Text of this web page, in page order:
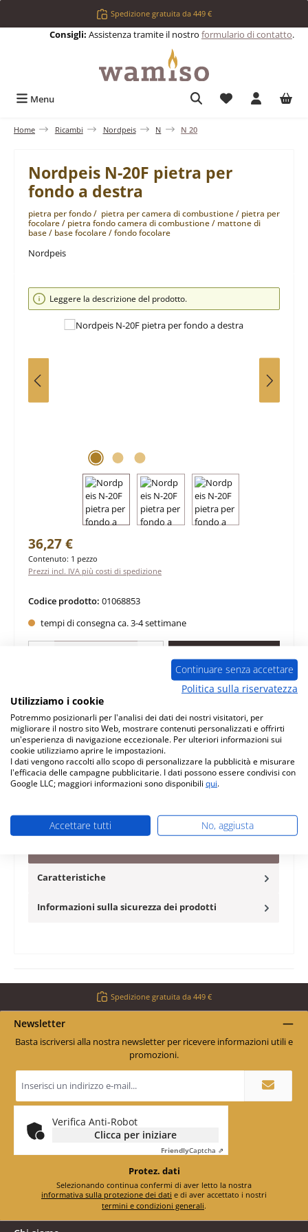
Passa al contenuto principaleSpedizione gratuita da 449 €
Consigli: Assistenza tramite il nostro formulario di contatto.
Menu Hai 0 articoli
Home Ricambi Nordpeis N N 20
Nordpeis N-20F pietra per
fondo a destra
pietra per fondo / pietra per camera di combustione / pietra per
focolare / pietra fondo camera di combustione / mattone di
base / base focolare / fondo focolare
Nordpeis
Salta la galleria di immagini
Leggere la descrizione del prodotto.
Prezzo normale:
36,27 €
Contenuto: 1 pezzo
Prezzi incl. IVA più costi di spedizione
Codice prodotto: 01068853
tempi di consegna ca. 3-4 settimane
Quantità del prodotto: inserisci la quantità desiderata o usa i pulsanti per
Nel carrello
Aggiungi alla lista desideri
Domanda sul prodotto
originale pietra per fondo a destra per inserto riscaldante
Nordpeis N-20F Nordpeis N-20F pietra per fondo a destra
Caratteristiche
Informazioni sulla sicurezza dei prodotti
Spedizione gratuita da 449 €
Newsletter
Basta iscriversi alla nostra newsletter per ricevere informazioni utili e
promozioni.
*
Verifica Anti-Robot
Clicca per iniziare
FriendlyCaptcha ⇗
Protez. dati
informativa sulla protezione dei dati
termini e condizioni generali.
Continuare senza accettare
Politica sulla riservatezza
Utilizziamo i cookie
Potremmo posizionarli per l'analisi dei dati dei nostri visitatori, per
migliorare il nostro sito Web, mostrare contenuti personalizzati e offrirti
un'esperienza di navigazione eccezionale. Per ulteriori informazioni sui
cookie utilizziamo aprire le impostazioni.
I dati vengono raccolti allo scopo di personalizzare la pubblicità e misurare
l'efficacia delle campagne pubblicitarie. I dati possono essere condivisi con
Google LLC; maggiori informazioni sono disponibili qui.
Accettare tutti No, aggiusta